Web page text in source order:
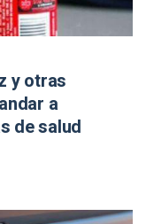
y otras
a
de salud